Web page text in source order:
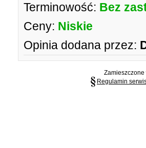
Terminowość: Bez
Ceny: Niskie
Opinia dodana przez:
Regulamin